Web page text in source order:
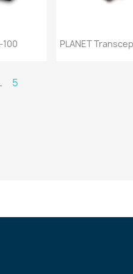
100 Vista
PLANET
5